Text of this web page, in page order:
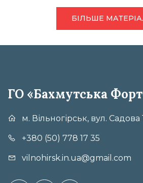
БІЛЬШЕ
ГО «Бахмутська
м. Вільногірськ, вул. Садова
+380 (50) 778 17 35
vilnohirsk.in.ua@gmail.com